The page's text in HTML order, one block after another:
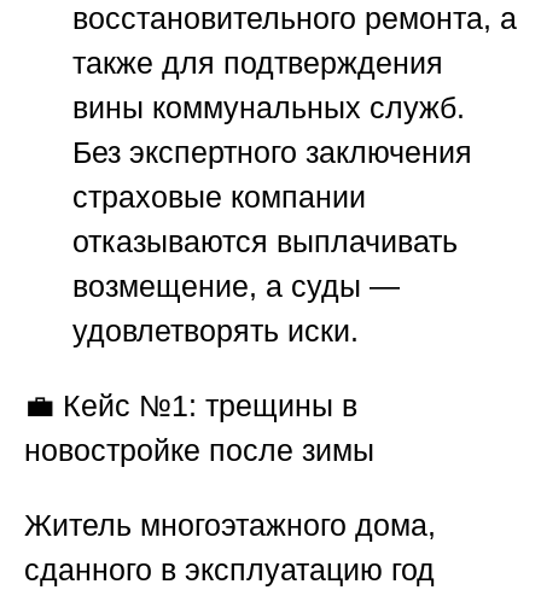
восстановительного ремонта, а
также для подтверждения
вины коммунальных служб.
Без экспертного заключения
страховые компании
отказываются выплачивать
возмещение, а суды —
удовлетворять иски.
💼 Кейс №1: трещины в
новостройке после зимы
Житель многоэтажного дома,
сданного в эксплуатацию год